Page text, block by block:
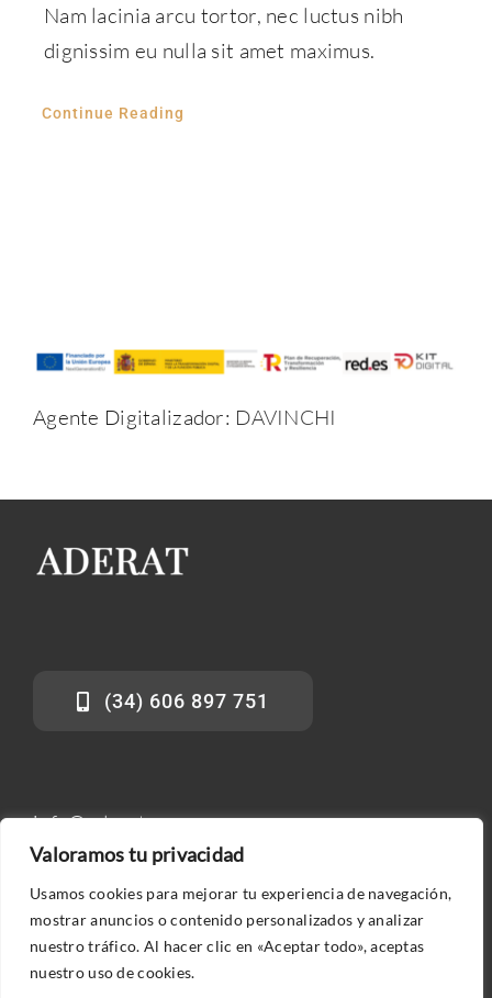
Valoramos tu privacidad
Usamos cookies para mejorar tu experiencia de navegación,
mostrar anuncios o contenido personalizados y analizar
nuestro tráfico. Al hacer clic en «Aceptar todo», aceptas
nuestro uso de cookies.
Nam lacinia arcu tortor, nec luctus nibh
dignissim eu nulla sit amet maximus.
Continue Reading
Agente Digitalizador: DAVINCHI
(34) 606 897 751
info@aderat.es